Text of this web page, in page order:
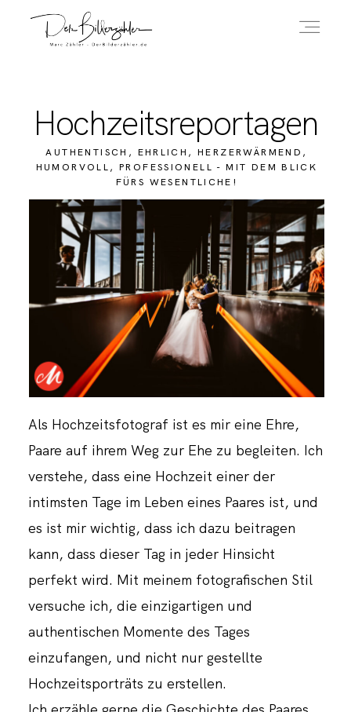
Hochzeitsreportagen
AUTHENTISCH, EHRLICH, HERZERWÄRMEND,
HUMORVOLL, PROFESSIONELL - MIT DEM BLICK
FÜRS WESENTLICHE!
Als Hochzeitsfotograf ist es mir eine Ehre,
Paare auf ihrem Weg zur Ehe zu begleiten. Ich
verstehe, dass eine Hochzeit einer der
intimsten Tage im Leben eines Paares ist, und
es ist mir wichtig, dass ich dazu beitragen
kann, dass dieser Tag in jeder Hinsicht
perfekt wird. Mit meinem fotografischen Stil
versuche ich, die einzigartigen und
authentischen Momente des Tages
einzufangen, und nicht nur gestellte
Hochzeitsporträts zu erstellen.
HOCHZEITSREPORTAGEN
IMPRESSUM
DATENSCHUTZERKLÄRUNG